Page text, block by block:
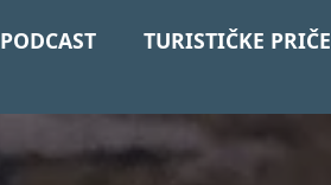
PODCAST
TURISTIČKE PRIČE